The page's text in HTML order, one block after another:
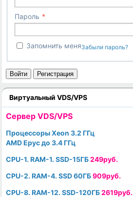
Пароль
Запомнить меняЗабыли пароль?
Войти Регистрация
Виртуальный VDS/VPS
Cервер VDS/VPS
Процессоры Xeon 3.2 ГГц
AMD Epyc до 3.4 ГГц
CPU-1. RAM-1. SSD-15ГБ249руб.
CPU-2. RAM-4. SSD 60ГБ909руб.
CPU-8. RAM-12. SSD-120ГБ2619руб.